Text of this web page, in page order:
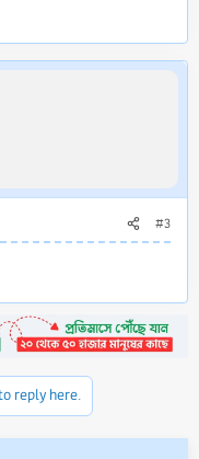
#3
reply here.